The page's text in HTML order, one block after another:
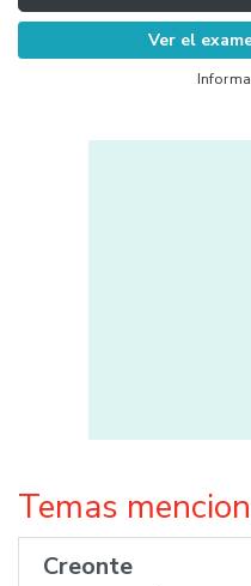
Ver el
Temas
Creonte